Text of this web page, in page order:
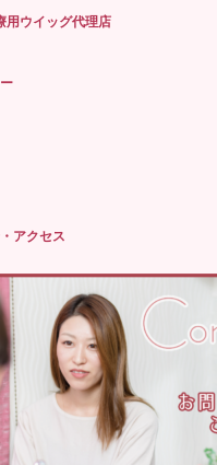
用ウイッグ代理店
アクセス